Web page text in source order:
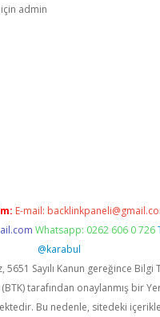
için admin
E-mail:
Whatsapp: 0262 606 0 726
@karabul
5651 Sayılı Kanun gereğince
tarafından onaylanmış bir Yer
Bu nedenle, sitedeki